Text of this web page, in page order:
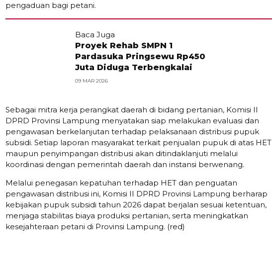
pengaduan bagi petani.
Baca Juga
Proyek Rehab SMPN 1
Pardasuka Pringsewu Rp450
Juta Diduga Terbengkalai
09 MAR 2026
Sebagai mitra kerja perangkat daerah di bidang pertanian, Komisi II
DPRD Provinsi Lampung menyatakan siap melakukan evaluasi dan
pengawasan berkelanjutan terhadap pelaksanaan distribusi pupuk
subsidi. Setiap laporan masyarakat terkait penjualan pupuk di atas HET
maupun penyimpangan distribusi akan ditindaklanjuti melalui
koordinasi dengan pemerintah daerah dan instansi berwenang.
Melalui penegasan kepatuhan terhadap HET dan penguatan
pengawasan distribusi ini, Komisi II DPRD Provinsi Lampung berharap
kebijakan pupuk subsidi tahun 2026 dapat berjalan sesuai ketentuan,
menjaga stabilitas biaya produksi pertanian, serta meningkatkan
kesejahteraan petani di Provinsi Lampung. (red)